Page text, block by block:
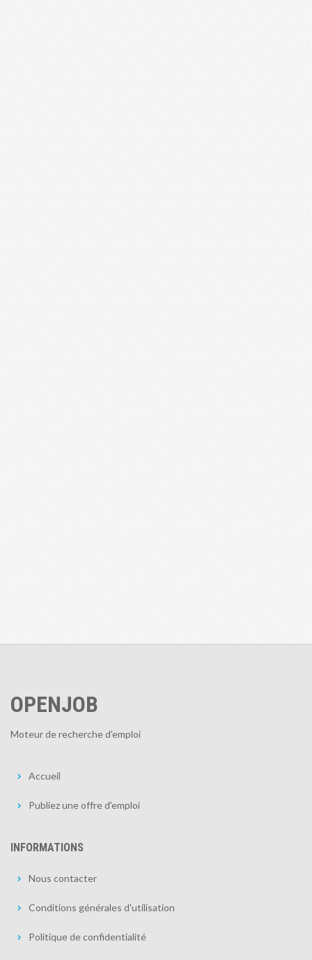
OPENJOB
Moteur de recherche d'emploi
Accueil
Publiez une offre d'emploi
INFORMATIONS
Nous contacter
Conditions générales d'utilisation
Politique de confidentialité